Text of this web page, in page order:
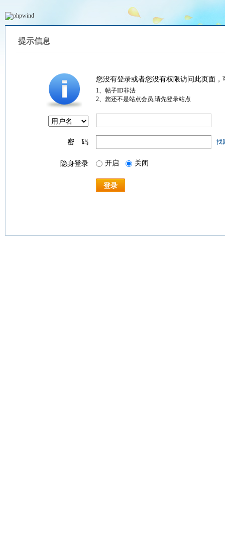
提示信息
您没有登录或者您没有权限访问此页面
1、帖子ID非法
2、您还不是站点会员,请先登录站点
密 码 找
隐身登录 开启 关闭
登录